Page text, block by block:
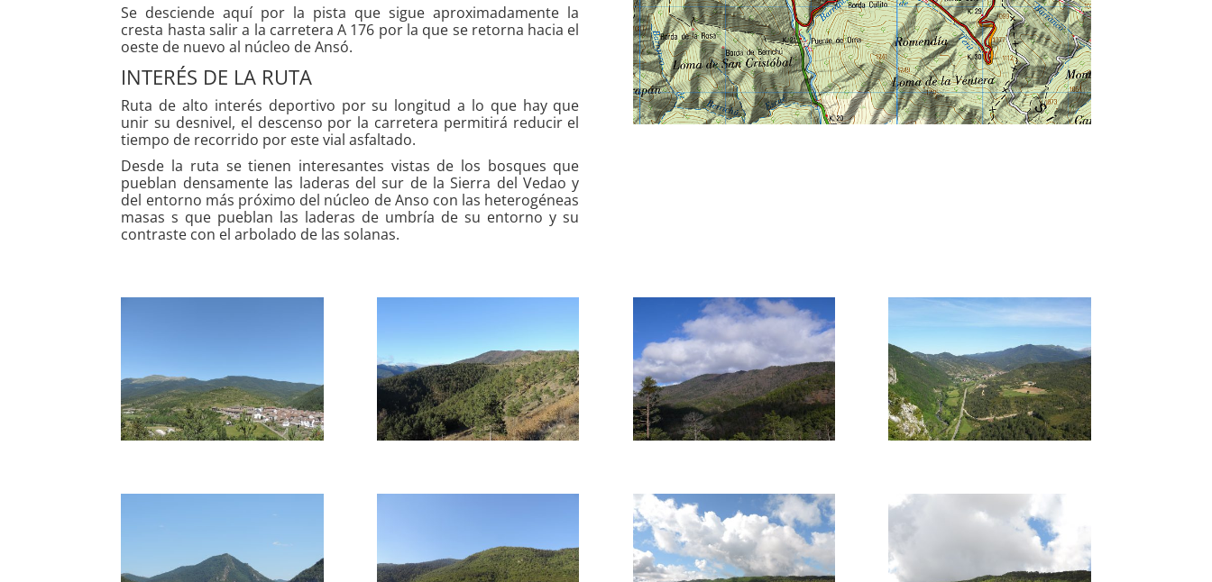
Se desciende aquí por la pista que sigue aproximadamente la
cresta hasta salir a la carretera A 176 por la que se retorna hacia el
oeste de nuevo al núcleo de Ansó.
INTERÉS DE LA RUTA
Ruta de alto interés deportivo por su longitud a lo que hay que
unir su desnivel, el descenso por la carretera permitirá reducir el
tiempo de recorrido por este vial asfaltado.
Desde la ruta se tienen interesantes vistas de los bosques que
pueblan densamente las laderas del sur de la Sierra del Vedao y
del entorno más próximo del núcleo de Anso con las heterogéneas
masas s que pueblan las laderas de umbría de su entorno y su
contraste con el arbolado de las solanas.